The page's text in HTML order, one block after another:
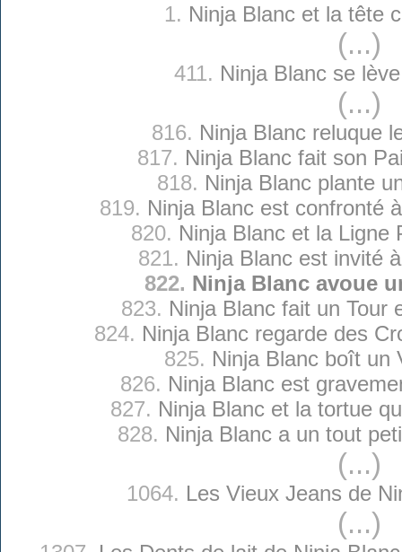
1. Ninja Blanc et la tête
(...)
411. Ninja Blanc se
(...)
816. Ninja Blanc reluque
817. Ninja Blanc fait son
818. Ninja Blanc plante
819. Ninja Blanc est confronté
820. Ninja Blanc et la Ligne
821. Ninja Blanc est invité
822. Ninja Blanc avoue
823. Ninja Blanc fait un Tour
824. Ninja Blanc regarde des
825. Ninja Blanc boît un
826. Ninja Blanc est
827. Ninja Blanc et la tortue
828. Ninja Blanc a un tout
(...)
1064. Les Vieux Jeans de
(...)